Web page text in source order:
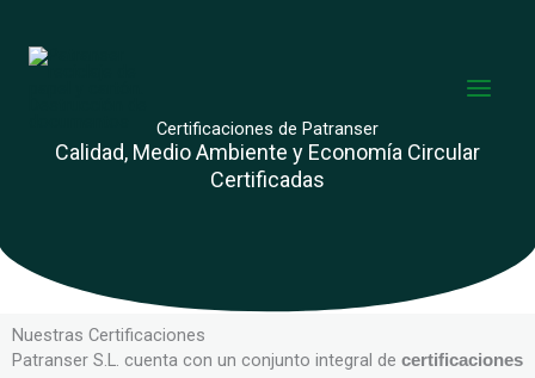
contenido
Certificaciones de Patranser
Calidad, Medio Ambiente y Economía Circular
Certificadas
Nuestras Certificaciones
Patranser S.L. cuenta con un conjunto integral de certificaciones